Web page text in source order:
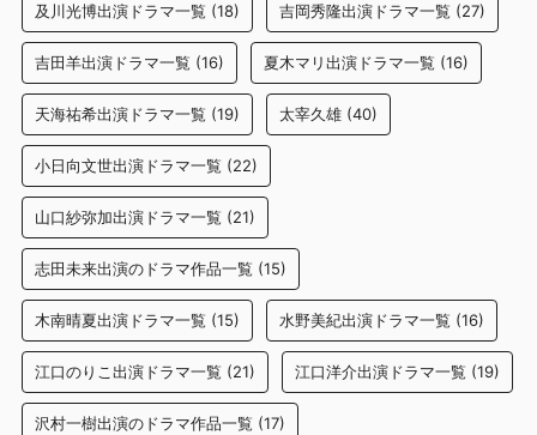
及川光博出演ドラマ一覧 (18) 吉岡秀隆出演ドラマ一覧 (27)
吉田羊出演ドラマ一覧 (16) 夏木マリ出演ドラマ一覧 (16)
天海祐希出演ドラマ一覧 (19) 太宰久雄 (40)
小日向文世出演ドラマ一覧 (22)
山口紗弥加出演ドラマ一覧 (21)
志田未来出演のドラマ作品一覧 (15)
木南晴夏出演ドラマ一覧 (15) 水野美紀出演ドラマ一覧 (16)
江口のりこ出演ドラマ一覧 (21) 江口洋介出演ドラマ一覧 (19)
沢村一樹出演のドラマ作品一覧 (17)